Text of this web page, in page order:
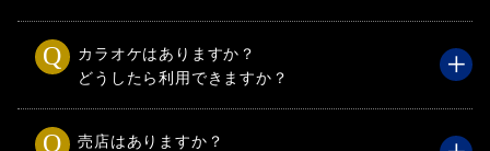
カラオケはありますか？
どうしたら利用できますか？
売店はありますか？